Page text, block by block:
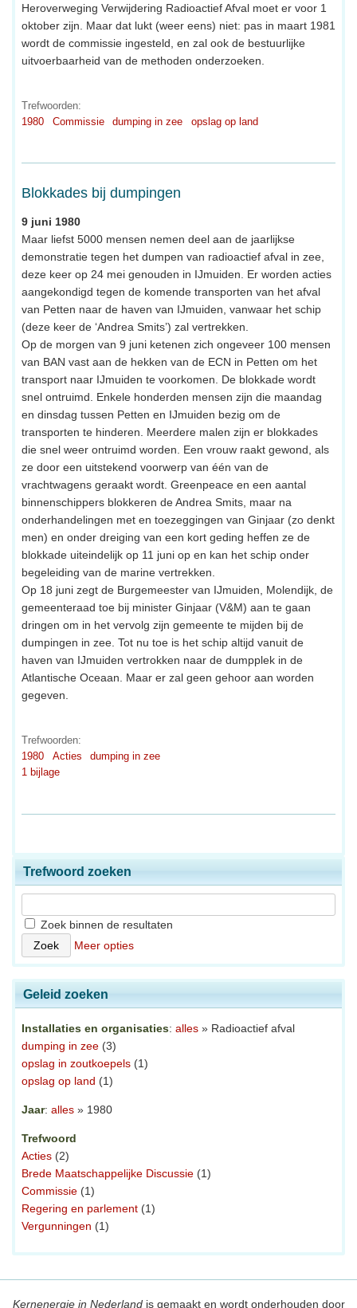
Heroverweging Verwijdering Radioactief Afval moet er voor 1
oktober zijn. Maar dat lukt (weer eens) niet: pas in maart 1981
wordt de commissie ingesteld, en zal ook de bestuurlijke
uitvoerbaarheid van de methoden onderzoeken.
Trefwoorden:
1980
Commissie dumping in zee opslag op land
Blokkades bij dumpingen
9 juni 1980
Maar liefst 5000 mensen nemen deel aan de jaarlijkse
demonstratie tegen het dumpen van radioactief afval in zee,
deze keer op 24 mei genouden in IJmuiden. Er worden acties
aangekondigd tegen de komende transporten van het afval
van Petten naar de haven van IJmuiden, vanwaar het schip
(deze keer de ‘Andrea Smits’) zal vertrekken.
Op de morgen van 9 juni ketenen zich ongeveer 100 mensen
van BAN vast aan de hekken van de ECN in Petten om het
transport naar IJmuiden te voorkomen. De blokkade wordt
snel ontruimd. Enkele honderden mensen zijn die maandag
en dinsdag tussen Petten en IJmuiden bezig om de
transporten te hinderen. Meerdere malen zijn er blokkades
die snel weer ontruimd worden. Een vrouw raakt gewond, als
ze door een uitstekend voorwerp van één van de
vrachtwagens geraakt wordt. Greenpeace en een aantal
binnenschippers blokkeren de Andrea Smits, maar na
onderhandelingen met en toezeggingen van Ginjaar (zo denkt
men) en onder dreiging van een kort geding heffen ze de
blokkade uiteindelijk op 11 juni op en kan het schip onder
begeleiding van de marine vertrekken.
Op 18 juni zegt de Burgemeester van IJmuiden, Molendijk, de
gemeenteraad toe bij minister Ginjaar (V&M) aan te gaan
dringen om in het vervolg zijn gemeente te mijden bij de
dumpingen in zee. Tot nu toe is het schip altijd vanuit de
haven van IJmuiden vertrokken naar de dumpplek in de
Atlantische Oceaan. Maar er zal geen gehoor aan worden
gegeven.
Trefwoorden:
1980
Acties
dumping in zee
1 bijlage
Trefwoord zoeken
Zoek binnen de resultaten
Meer opties
Geleid zoeken
Installaties en organisaties: alles » Radioactief afval
dumping in zee (3)
opslag in zoutkoepels (1)
opslag op land (1)
Jaar: alles » 1980
Trefwoord
Acties (2)
Brede Maatschappelijke Discussie (1)
Commissie (1)
Regering en parlement (1)
Vergunningen (1)
Kernenergie in Nederlandis gemaakt en wordt onderhouden door